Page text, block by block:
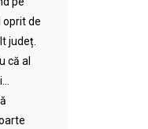
oprit de
județ.
că al